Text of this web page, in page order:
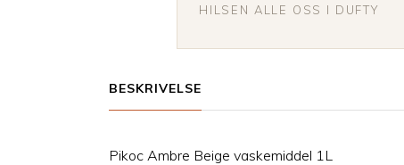
HILSEN ALLE OSS I DUFTY
BESKRIVELSE
Pikoc Ambre Beige vaskemiddel 1L